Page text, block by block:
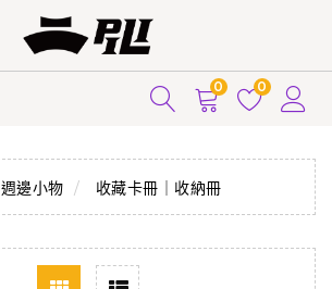
0 0
週邊小物 收藏卡冊｜收納冊